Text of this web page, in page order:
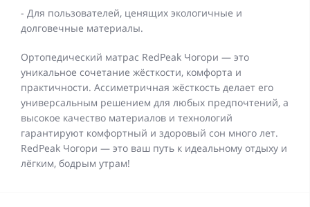
- Для пользователей, ценящих экологичные и
долговечные материалы.
Ортопедический матрас RedPeak Чогори — это
уникальное сочетание жёсткости, комфорта и
практичности. Ассиметричная жёсткость делает его
универсальным решением для любых предпочтений, а
высокое качество материалов и технологий
гарантируют комфортный и здоровый сон много лет.
RedPeak Чогори — это ваш путь к идеальному отдыху и
лёгким, бодрым утрам!